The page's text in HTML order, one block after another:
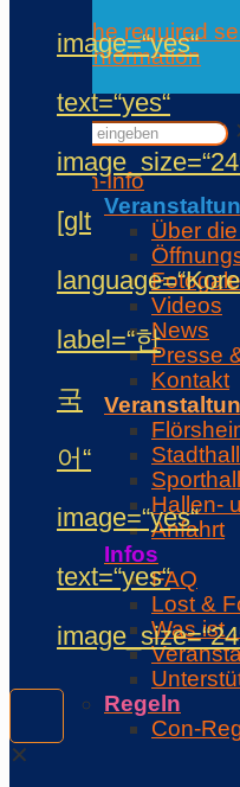
image=“yes“
text=“yes“
[glt
label=“한
국
어“
image=“yes“
text=“yes“
✕
Accept the required
Further information
Con-Info
Über
Videos
News
Presse
Kontakt
Hallen-
Anfahrt
Infos
FAQ
Lost &
Was ist
Regeln
Con-